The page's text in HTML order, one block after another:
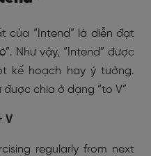
của “Intend” là diễn đạt
Như vậy, “Intend” được
kế hoạch hay ý tưởng.
được chia ở dạng “to V”
V
regularly from next